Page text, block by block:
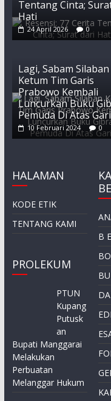
Tentang Cinta;
Hati
24 April 2026 0
Lagi, Sabam Silaban
Ketum Tim Garis
Prabowo Kembali
Luncurkan Buku
Pemuda Di Atas
10 Februari 2024 0
HALAMAN
KODE ETIK
TENTANG KAMI
PROLEKUM
PTUN
Kupang
Putusk
an
Bupati Manggarai
Melakukan
Perbuatan
Melanggar Hukum
B